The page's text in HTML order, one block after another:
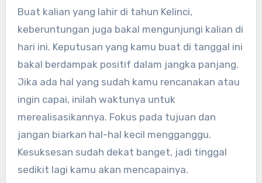
Buat kalian yang lahir di tahun Kelinci,
keberuntungan juga bakal mengunjungi kalian di
hari ini. Keputusan yang kamu buat di tanggal ini
bakal berdampak positif dalam jangka panjang.
Jika ada hal yang sudah kamu rencanakan atau
ingin capai, inilah waktunya untuk
merealisasikannya. Fokus pada tujuan dan
jangan biarkan hal-hal kecil mengganggu.
Kesuksesan sudah dekat banget, jadi tinggal
sedikit lagi kamu akan mencapainya.